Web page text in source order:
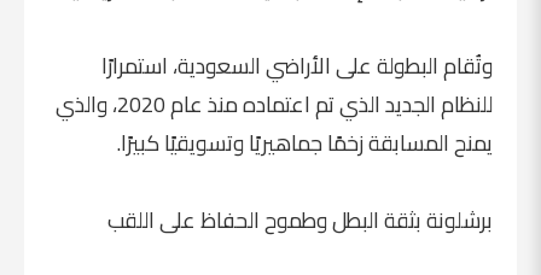
وتُقام البطولة على الأراضي السعودية، استمرارًا
للنظام الجديد الذي تم اعتماده منذ عام 2020، والذي
يمنح المسابقة زخمًا جماهيريًا وتسويقيًا كبيرًا.
برشلونة بثقة البطل وطموح الحفاظ على اللقب